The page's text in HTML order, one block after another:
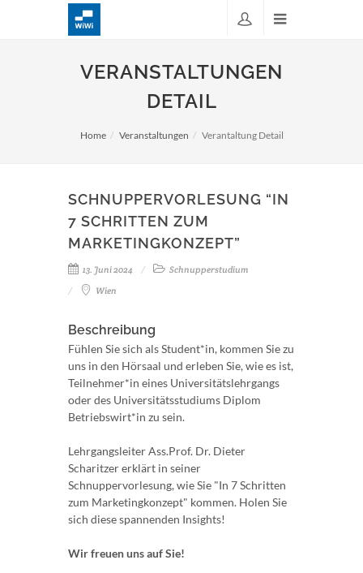
VERANSTALTUNGEN
DETAIL
Home Veranstaltungen Verantaltung Detail
SCHNUPPERVORLESUNG “IN
7 SCHRITTEN ZUM
MARKETINGKONZEPT”
13. Juni 2024
Schnupperstudium
Wien
Beschreibung
Fühlen Sie sich als Student*in, kommen Sie zu
uns in den Hörsaal und erleben Sie, wie es ist,
Teilnehmer*in eines Universitätslehrgangs
oder des Universitätsstudiums Diplom
Betriebswirt*in zu sein.
Lehrgangsleiter Ass.Prof. Dr. Dieter
Scharitzer erklärt in seiner
Schnuppervorlesung, wie Sie "In 7 Schritten
zum Marketingkonzept" kommen. Holen Sie
sich diese spannenden Insights!
Wir freuen uns auf Sie!